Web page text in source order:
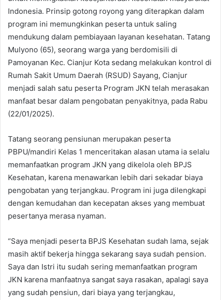
Indonesia. Prinsip gotong royong yang diterapkan dalam
program ini memungkinkan peserta untuk saling
mendukung dalam pembiayaan layanan kesehatan. Tatang
Mulyono (65), seorang warga yang berdomisili di
Pamoyanan Kec. Cianjur Kota sedang melakukan kontrol di
Rumah Sakit Umum Daerah (RSUD) Sayang, Cianjur
menjadi salah satu peserta Program JKN telah merasakan
manfaat besar dalam pengobatan penyakitnya, pada Rabu
(22/01/2025).
Tatang seorang pensiunan merupakan peserta
PBPU/mandiri Kelas 1 menceritakan alasan utama ia selalu
memanfaatkan program JKN yang dikelola oleh BPJS
Kesehatan, karena menawarkan lebih dari sekadar biaya
pengobatan yang terjangkau. Program ini juga dilengkapi
dengan kemudahan dan kecepatan akses yang membuat
pesertanya merasa nyaman.
“Saya menjadi peserta BPJS Kesehatan sudah lama, sejak
masih aktif bekerja hingga sekarang saya sudah pension.
Saya dan Istri itu sudah sering memanfaatkan program
JKN karena manfaatnya sangat saya rasakan, apalagi saya
yang sudah pensiun, dari biaya yang terjangkau,